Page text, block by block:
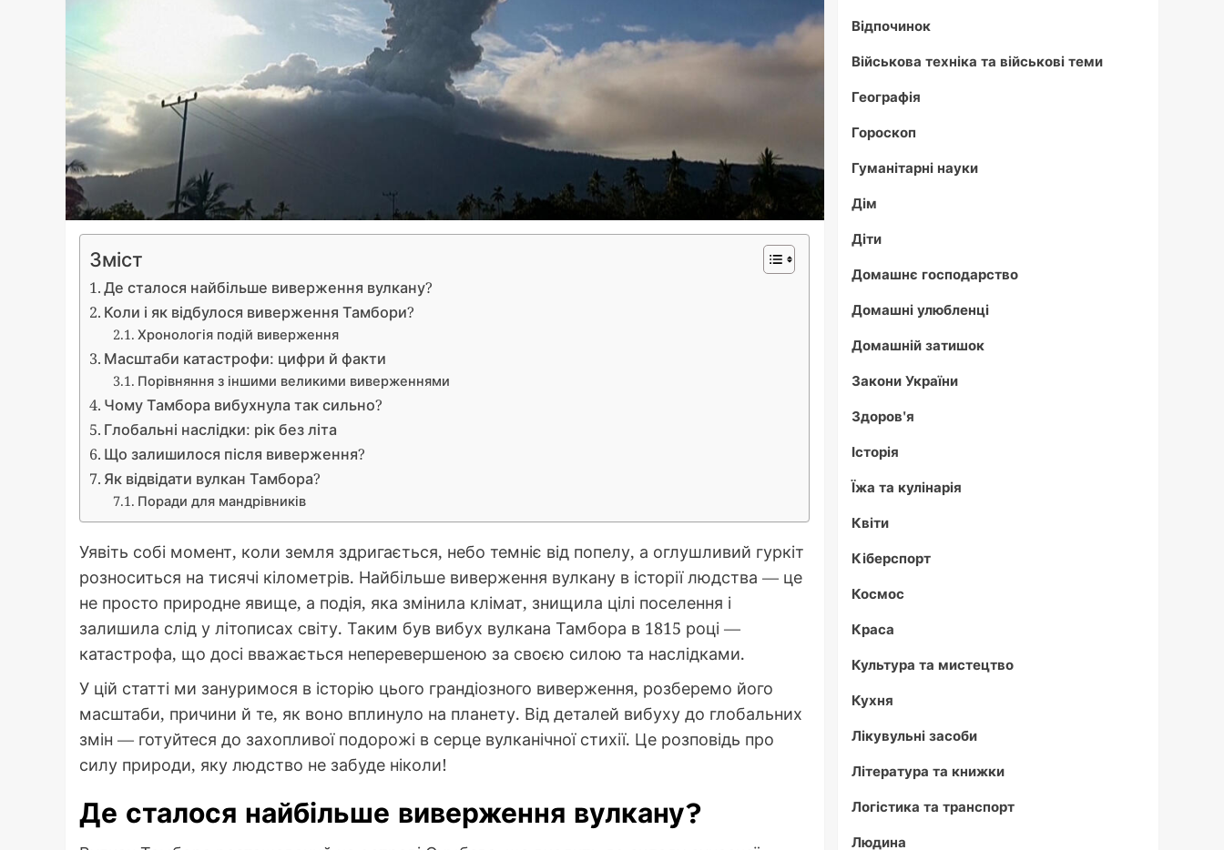
Зміст
Де сталося найбільше виверження вулкану?
Коли і як відбулося виверження Тамбори?
Хронологія подій виверження
Масштаби катастрофи: цифри й факти
Порівняння з іншими великими виверженнями
Чому Тамбора вибухнула так сильно?
Глобальні наслідки: рік без літа
Що залишилося після виверження?
Як відвідати вулкан Тамбора?
Поради для мандрівників
Уявіть собі момент, коли земля здригається, небо темніє від попелу, а оглушливий гуркіт
розноситься на тисячі кілометрів. Найбільше виверження вулкану в історії людства — це
не просто природне явище, а подія, яка змінила клімат, знищила цілі поселення і
залишила слід у літописах світу. Таким був вибух вулкана Тамбора в 1815 році —
катастрофа, що досі вважається неперевершеною за своєю силою та наслідками.
У цій статті ми зануримося в історію цього грандіозного виверження, розберемо його
масштаби, причини й те, як воно вплинуло на планету. Від деталей вибуху до глобальних
змін — готуйтеся до захопливої подорожі в серце вулканічної стихії. Це розповідь про
силу природи, яку людство не забуде ніколи!
Де сталося найбільше виверження вулкану?
Відпочинок
Військова техніка та військові теми
Географія
Гороскоп
Гуманітарні науки
Дім
Діти
Домашнє господарство
Домашні улюбленці
Домашній затишок
Закони України
Здоров'я
Історія
Їжа та кулінарія
Квіти
Кіберспорт
Космос
Краса
Культура та мистецтво
Кухня
Лікувульні засоби
Література та книжки
Логістика та транспорт
Людина